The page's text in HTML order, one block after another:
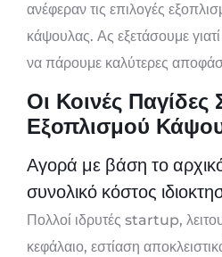
ανέφεραν τις επιλογές
κάψουλας. Ας εξετάσουμε
να πάρουμε καλύτερες
Οι Κοινές Παγίδες
Εξοπλισμού
Αγορά με βάση το
συνολικό κόστος
Πολλοί ιδρυτές startup,
κεφάλαιο, εστίαση